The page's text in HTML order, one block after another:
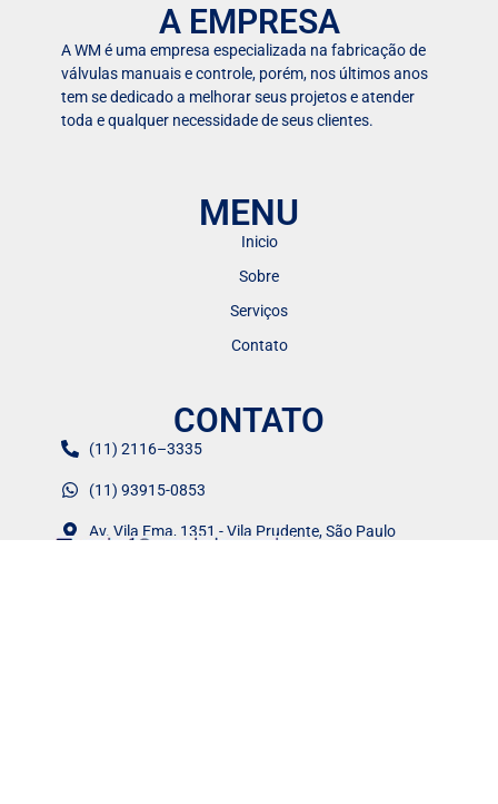
A EMPRESA
A WM é uma empresa especializada na fabricação de
válvulas manuais e controle, porém, nos últimos anos
tem se dedicado a melhorar seus projetos e atender
toda e qualquer necessidade de seus clientes.
MENU
Inicio
Sobre
Serviços
Contato
CONTATO
(11) 2116–3335
(11) 93915-0853
Av. Vila Ema, 1351 - Vila Prudente, São Paulo